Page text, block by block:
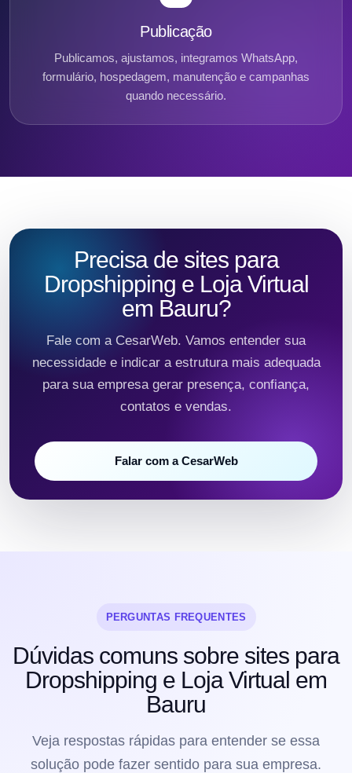
Publicação
Publicamos, ajustamos, integramos WhatsApp,
formulário, hospedagem, manutenção e campanhas
quando necessário.
Precisa de sites para
Dropshipping e Loja Virtual
em Bauru?
Fale com a CesarWeb. Vamos entender sua
necessidade e indicar a estrutura mais adequada
para sua empresa gerar presença, confiança,
contatos e vendas.
Falar com a CesarWeb
PERGUNTAS FREQUENTES
Dúvidas comuns sobre sites para
Dropshipping e Loja Virtual em
Bauru
Veja respostas rápidas para entender se essa
solução pode fazer sentido para sua empresa.